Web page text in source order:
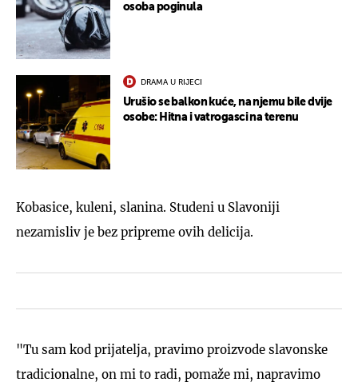
osoba poginula
DRAMA U RIJECI
Urušio se balkon kuće, na njemu bile dvije
osobe: Hitna i vatrogasci na terenu
Kobasice, kuleni, slanina. Studeni u Slavoniji
nezamisliv je bez pripreme ovih delicija.
"Tu sam kod prijatelja, pravimo proizvode slavonske
tradicionalne, on mi to radi, pomaže mi, napravimo